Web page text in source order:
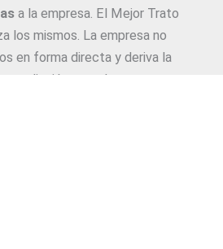
a la empresa. El Mejor Trato
los mismos. La empresa no
en forma directa y deriva la
a productores y